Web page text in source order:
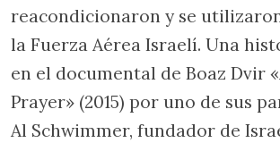
reacondicionaron y se
la Fuerza Aérea Israelí. Una
en el documental de Boaz Dvir
Prayer» (2015) por uno de sus
Al Schwimmer, fundador de